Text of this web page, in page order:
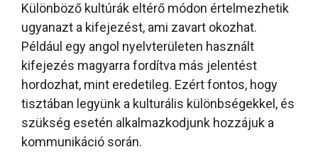
Különböző kultúrák eltérő módon értelmezhetik
ugyanazt a kifejezést, ami zavart okozhat.
Például egy angol nyelvterületen használt
kifejezés magyarra fordítva más jelentést
hordozhat, mint eredetileg. Ezért fontos, hogy
tisztában legyünk a kulturális különbségekkel, és
szükség esetén alkalmazkodjunk hozzájuk a
kommunikáció során.